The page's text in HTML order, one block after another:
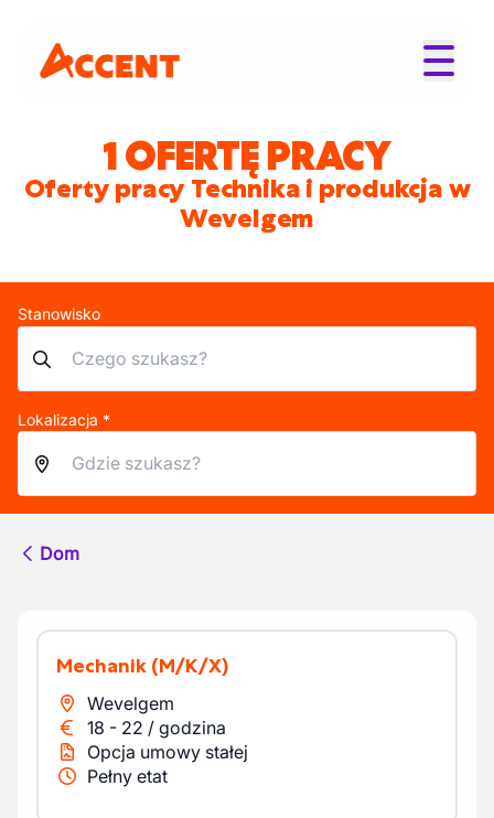
1 OFERTĘ PRACY
Oferty pracy Technika i produkcja w
Wevelgem
Stanowisko
Lokalizacja *
Dom
Mechanik (M/K/X)
Wevelgem
18 - 22 / godzina
Opcja umowy stałej
Pełny etat